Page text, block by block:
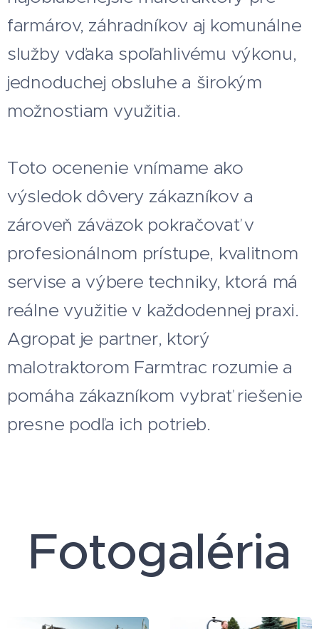
farmárov, záhradníkov aj komunálne
služby vďaka spoľahlivému výkonu,
jednoduchej obsluhe a širokým
možnostiam využitia.
Toto ocenenie vnímame ako
výsledok dôvery zákazníkov a
zároveň záväzok pokračovať v
profesionálnom prístupe, kvalitnom
servise a výbere techniky, ktorá má
reálne využitie v každodennej praxi.
Agropat je partner, ktorý
malotraktorom Farmtrac rozumie a
pomáha zákazníkom vybrať riešenie
presne podľa ich potrieb.
Fotogaléria